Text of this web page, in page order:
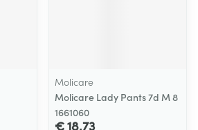
Molicare
Molicare Lady Pants 7d M 8
1661060
€ 18,73